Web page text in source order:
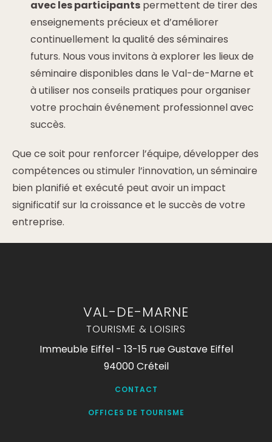
avec les participants permettent de tirer des
enseignements précieux et d’améliorer
continuellement la qualité des séminaires
futurs. Nous vous invitons à explorer les lieux de
séminaire disponibles dans le Val-de-Marne et
à utiliser nos conseils pratiques pour organiser
votre prochain événement professionnel avec
succès.
Que ce soit pour renforcer l’équipe, développer des
compétences ou stimuler l’innovation, un séminaire
bien planifié et exécuté peut avoir un impact
significatif sur la croissance et le succès de votre
entreprise.
VAL-DE-MARNE
TOURISME & LOISIRS
Immeuble Eiffel - 13-15 rue Gustave Eiffel
94000 Créteil
CONTACT
OFFICES DE TOURISME